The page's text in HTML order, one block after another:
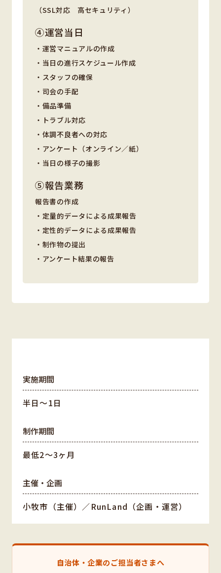
（SSL対応 高セキュリティ）
④運営当日
・運営マニュアルの作成
・当日の進行スケジュール作成
・スタッフの確保
・司会の手配
・備品準備
・トラブル対応
・体調不良者への対応
・アンケート（オンライン／紙）
・当日の様子の撮影
⑤報告業務
報告書の作成
・定量的データによる成果報告
・定性的データによる成果報告
・制作物の提出
・アンケート結果の報告
実施期間
半日〜1日
制作期間
最低2〜3ヶ月
主催・企画
小牧市（主催）／RunLand（企画・運営）
自治体・企業のご担当者さまへ